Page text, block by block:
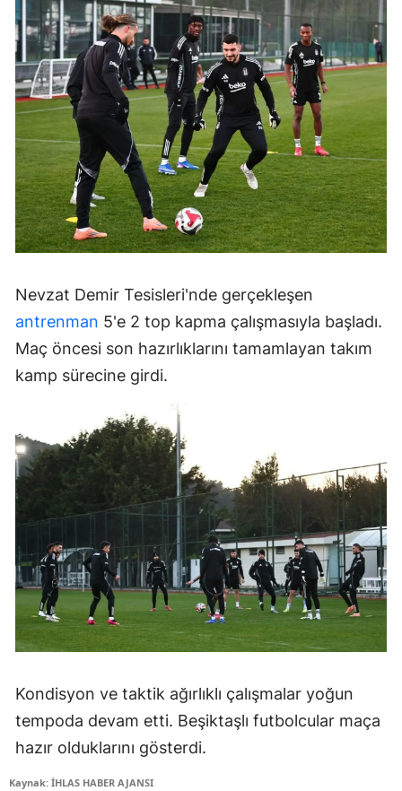
Nevzat Demir Tesisleri'nde gerçekleşen
antrenman 5'e 2 top kapma çalışmasıyla başladı.
Maç öncesi son hazırlıklarını tamamlayan takım
kamp sürecine girdi.
Kondisyon ve taktik ağırlıklı çalışmalar yoğun
tempoda devam etti. Beşiktaşlı futbolcular maça
hazır olduklarını gösterdi.
Kaynak: İHLAS HABER AJANSI